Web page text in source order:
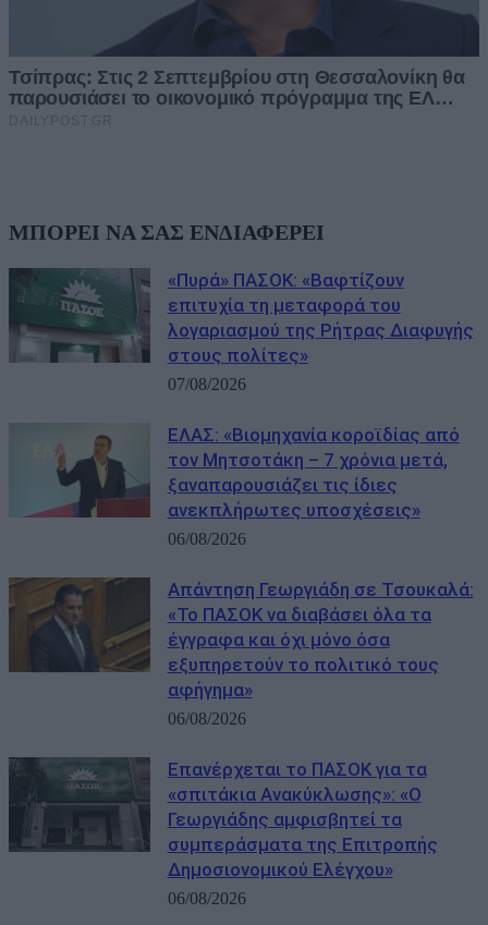
ΜΠΟΡΕΙ ΝΑ ΣΑΣ ΕΝΔΙΑΦΕΡΕΙ
«Πυρά» ΠΑΣΟΚ: «Βαφτίζουν
επιτυχία τη μεταφορά του
λογαριασμού της Ρήτρας Διαφυγής
στους πολίτες»
07/08/2026
ΕΛΑΣ: «Βιομηχανία κοροϊδίας από
τον Μητσοτάκη – 7 χρόνια μετά,
ξαναπαρουσιάζει τις ίδιες
ανεκπλήρωτες υποσχέσεις»
06/08/2026
Απάντηση Γεωργιάδη σε Τσουκαλά:
«Το ΠΑΣΟΚ να διαβάσει όλα τα
έγγραφα και όχι μόνο όσα
εξυπηρετούν το πολιτικό τους
αφήγημα»
06/08/2026
Επανέρχεται το ΠΑΣΟΚ για τα
«σπιτάκια Ανακύκλωσης»: «Ο
Γεωργιάδης αμφισβητεί τα
συμπεράσματα της Επιτροπής
Δημοσιονομικού Ελέγχου»
06/08/2026